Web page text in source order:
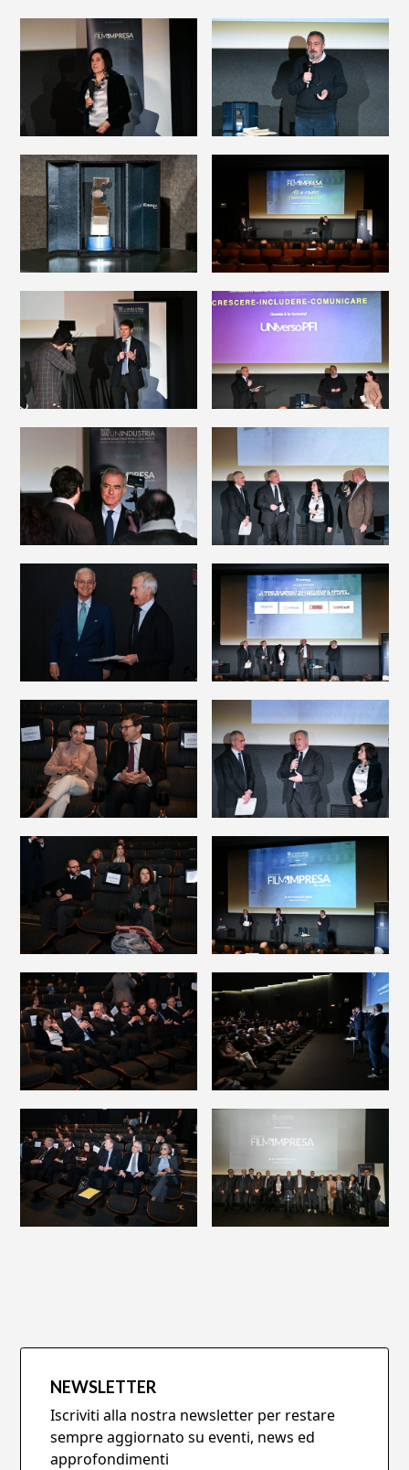
NEWSLETTER
Iscriviti alla nostra newsletter per restare
sempre aggiornato su eventi, news ed
approfondimenti